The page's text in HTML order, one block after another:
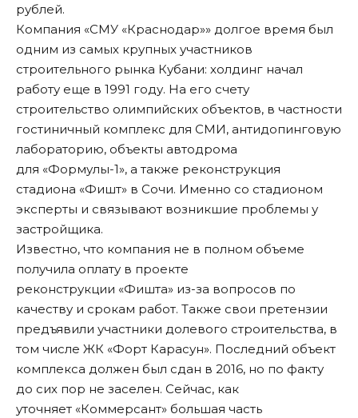
рублей.
Компания «СМУ «Краснодар»» долгое время был
одним из самых крупных участников
строительного рынка Кубани: холдинг начал
работу еще в 1991 году. На его счету
строительство олимпийских объектов, в частности
гостиничный комплекс для СМИ, антидопинговую
лабораторию, объекты автодрома
для «Формулы-1», а также реконструкция
стадиона «Фишт» в Сочи. Именно со стадионом
эксперты и связывают возникшие проблемы у
застройщика.
Известно, что компания не в полном объеме
получила оплату в проекте
реконструкции «Фишта» из-за вопросов по
качеству и срокам работ. Также свои претензии
предъявили участники долевого строительства, в
том числе ЖК «Форт Карасун». Последний объект
комплекса должен был сдан в 2016, но по факту
до сих пор не заселен. Сейчас, как
уточняет «Коммерсант» большая часть